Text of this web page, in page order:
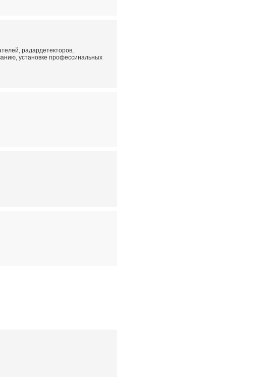
радардетекторов,
установке профессинальных